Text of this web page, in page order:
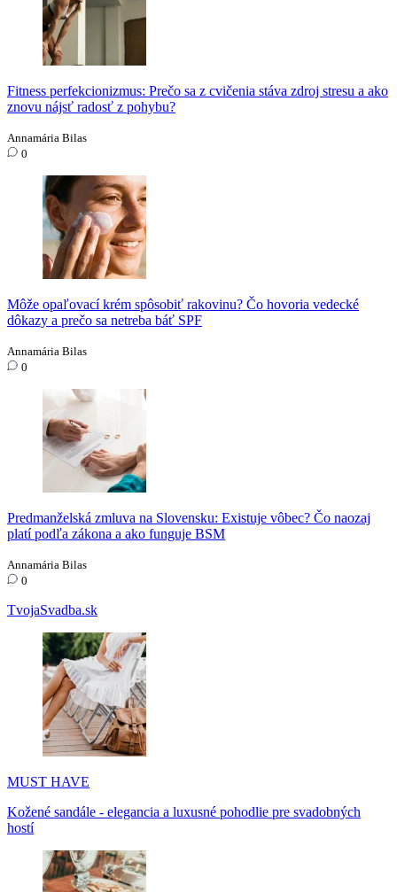
Fitness perfekcionizmus: Prečo sa z cvičenia stáva zdroj stresu a ako
znovu nájsť radosť z pohybu?
Annamária Bilas
0
Môže opaľovací krém spôsobiť rakovinu? Čo hovoria vedecké
dôkazy a prečo sa netreba báť SPF
Annamária Bilas
0
Predmanželská zmluva na Slovensku: Existuje vôbec? Čo naozaj
platí podľa zákona a ako funguje BSM
Annamária Bilas
0
TvojaSvadba.sk
MUST HAVE
Kožené sandále - elegancia a luxusné pohodlie pre svadobných
hostí